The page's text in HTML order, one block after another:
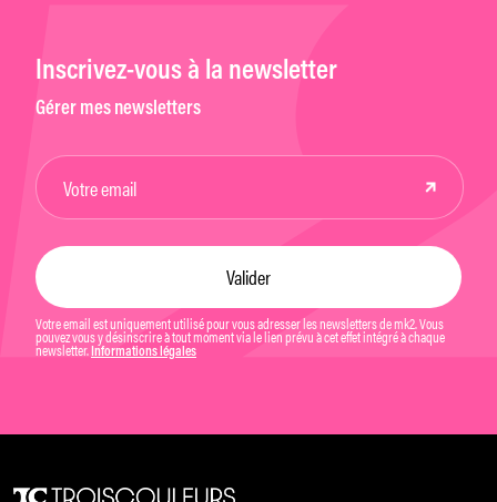
Inscrivez-vous à la newsletter
Gérer mes newsletters
Votre email est uniquement utilisé pour vous adresser les newsletters de mk2. Vous
pouvez vous y désinscrire à tout moment via le lien prévu à cet effet intégré à chaque
newsletter. Informations légales